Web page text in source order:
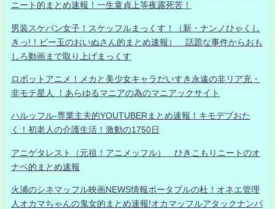
ニート的まとめ速報！一生童貞上等夜露死苦！
男装スケバン女子！スケッフルまっくす！（新・ナンノひゃくし
きっ!！ビー玉のおいぬさん的まとめ速報） 話題な事件からおも
しろ動画まで取り上げまっくす
ロボットアニメ！メカと美少女キャラだいすき永遠の非リア充・
非モテ星人 ！あらゆるマニアの為のマニアックサイト
ハルッフル-専業主夫的YOUTUBERまとめ速報！キモデブおた
く！初老人の介護生活！激動の1750日
アニゲタレスト（元祖！アニメッフル） ひきこもりニートのオ
ナベ的まとめ速報
火浦のシネマッフル映画NEWS情報ポータブルの杜！オネエ管理
人オカマちゃんの鬼女的まとめ速報!オカマッフルアタックナンバ